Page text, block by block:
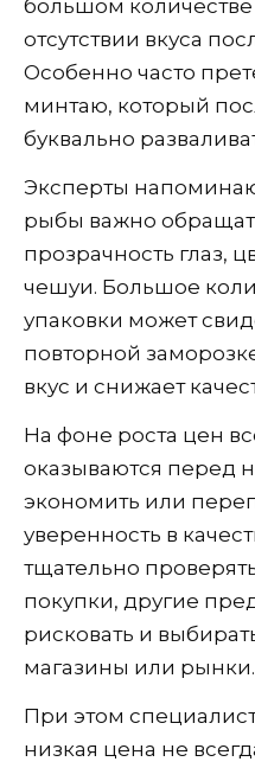
большом
отсутствии вкуса
Особенно часто
минтаю, который
буквально
Эксперты
рыбы важно
прозрачность глаз,
чешуи. Большое
упаковки может
повторной
вкус и снижает
На фоне роста цен
оказываются перед
экономить или
уверенность в
тщательно
покупки, другие
рисковать и
магазины или рынки.
При этом
низкая цена не